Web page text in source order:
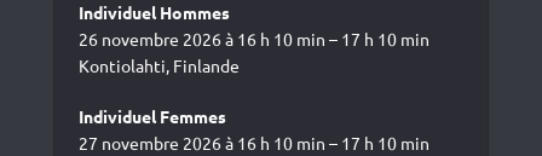
Individuel Hommes
26 novembre 2026 à 16 h 10 min – 17 h 10 min
Kontiolahti, Finlande
Individuel Femmes
27 novembre 2026 à 16 h 10 min – 17 h 10 min